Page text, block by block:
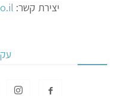
יצירת קשר: